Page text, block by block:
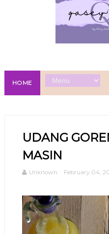
HOME
UDANG
MASIN
Unknown February 04,